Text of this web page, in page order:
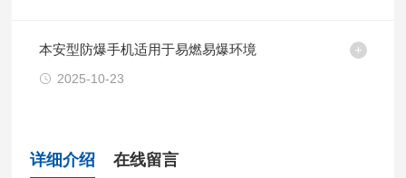
本安型防爆手机适用于易燃易爆环境
2025-10-23
详细介绍 在线留言